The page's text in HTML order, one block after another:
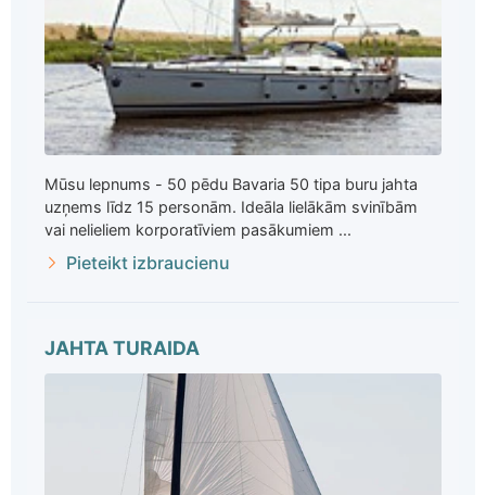
Mūsu lepnums - 50 pēdu Bavaria 50 tipa buru jahta
uzņems līdz 15 personām. Ideāla lielākām svinībām
vai nelieliem korporatīviem pasākumiem ...
Pieteikt izbraucienu
JAHTA TURAIDA